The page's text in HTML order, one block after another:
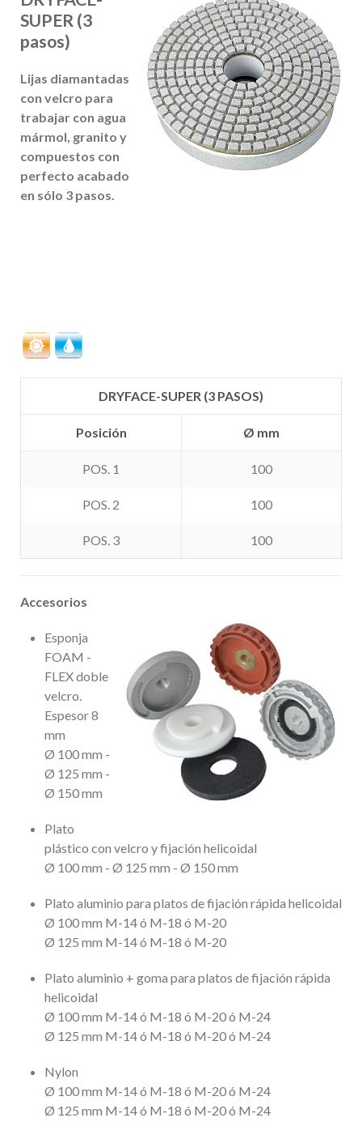
SUPER (3
pasos)
Lijas diamantadas
con velcro para
trabajar con agua
mármol, granito y
compuestos con
perfecto acabado
en sólo 3 pasos.
DRYFACE-SUPER (3 PASOS)
Posición Ø mm
POS. 1 100
POS. 2 100
POS. 3 100
Accesorios
Esponja
FOAM -
FLEX doble
velcro.
Espesor 8
mm
Ø 100 mm -
Ø 125 mm -
Ø 150 mm
Plato
plástico con velcro y fijación helicoidal
Ø 100 mm - Ø 125 mm - Ø 150 mm
Plato aluminio para platos de fijación rápida helicoidal
Ø 100 mm M-14 ó M-18 ó M-20
Ø 125 mm M-14 ó M-18 ó M-20
Plato aluminio + goma para platos de fijación rápida
helicoidal
Ø 100 mm M-14 ó M-18 ó M-20 ó M-24
Ø 125 mm M-14 ó M-18 ó M-20 ó M-24
Nylon
Ø 100 mm M-14 ó M-18 ó M-20 ó M-24
Ø 125 mm M-14 ó M-18 ó M-20 ó M-24